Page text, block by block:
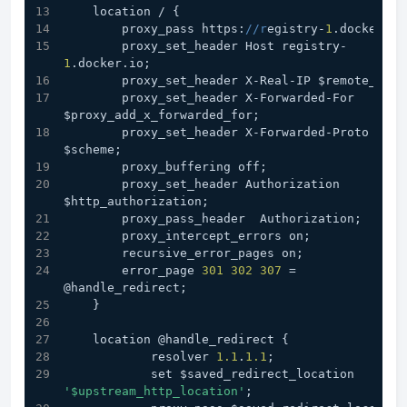
    location / {
        proxy_pass https:
//registry- 1
        proxy_set_header Host registry-
1 .docker.io;
proxy_set_header X-Real-IP
$proxy_add_x_forwarded_for;
$scheme;
        proxy_buffering off;
$http_authorization;
        proxy_pass_header  Authorization;
        proxy_intercept_errors on;
        recursive_error_pages on;
        error_page
301 302 307 =
@handle_redirect;
    }
    location @handle_redirect {
            resolver
1.1 . 1.1 ;
'$upstream_http_location' ;